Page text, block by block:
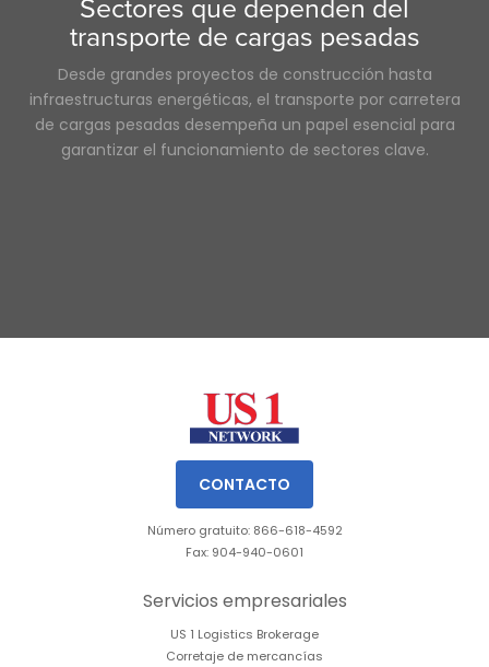
Sectores que dependen del
transporte de cargas pesadas
Desde grandes proyectos de construcción hasta
infraestructuras energéticas, el transporte por carretera
de cargas pesadas desempeña un papel esencial para
garantizar el funcionamiento de sectores clave.
CONTACTO
Número gratuito: 866-618-4592
Fax: 904-940-0601
Servicios empresariales
US 1 Logistics Brokerage
Corretaje de mercancías